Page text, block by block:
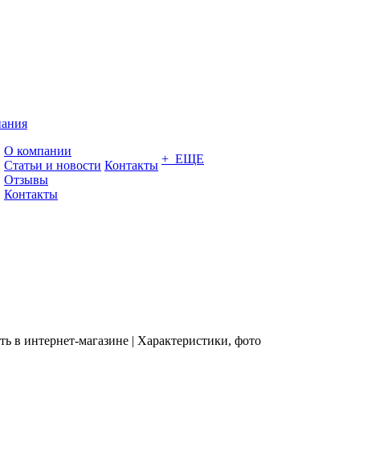
О компании
Статьи и новости
Отзывы
Контакты
Контакты + ЕЩЕ
в интернет-магазине | Характеристики, фото